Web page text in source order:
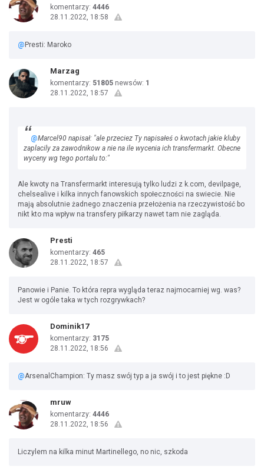
komentarzy: 4446
28.11.2022, 18:58
@ Presti: Maroko
Marzag
komentarzy: 51805 newsów: 1
28.11.2022, 18:57
@Marcel90 napisał: "ale przeciez Ty napisałeś o kwotach jakie kluby
zaplacily za zawodnikow a nie na ile wycenia ich transfermarkt. Obecne
wyceny wg tego portalu to:"
Ale kwoty na Transfermarkt interesują tylko ludzi z k.com, devilpage,
chelsealive i kilka innych fanowskich społeczności na swiecie. Nie
mają absolutnie żadnego znaczenia przełożenia na rzeczywistość bo
nikt kto ma wpływ na transfery piłkarzy nawet tam nie zagląda.
Presti
komentarzy: 465
28.11.2022, 18:57
Panowie i Panie. To która repra wygląda teraz najmocarniej wg. was?
Jest w ogóle taka w tych rozgrywkach?
Dominik17
komentarzy: 3175
28.11.2022, 18:56
@ArsenalChampion: Ty masz swój typ a ja swój i to jest piękne :D
mruw
komentarzy: 4446
28.11.2022, 18:56
Liczylem na kilka minut Martinellego, no nic, szkoda